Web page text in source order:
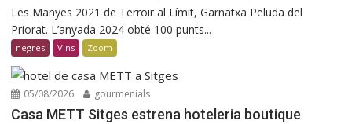
Les Manyes 2021 de Terroir al Límit, Garnatxa Peluda del
Priorat. L’anyada 2024 obté 100 punts...
negres Vins Zoom
05/08/2026 gourmenials
Casa METT Sitges estrena hoteleria boutique